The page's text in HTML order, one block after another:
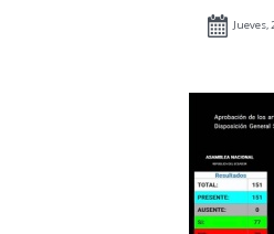
Jueves,